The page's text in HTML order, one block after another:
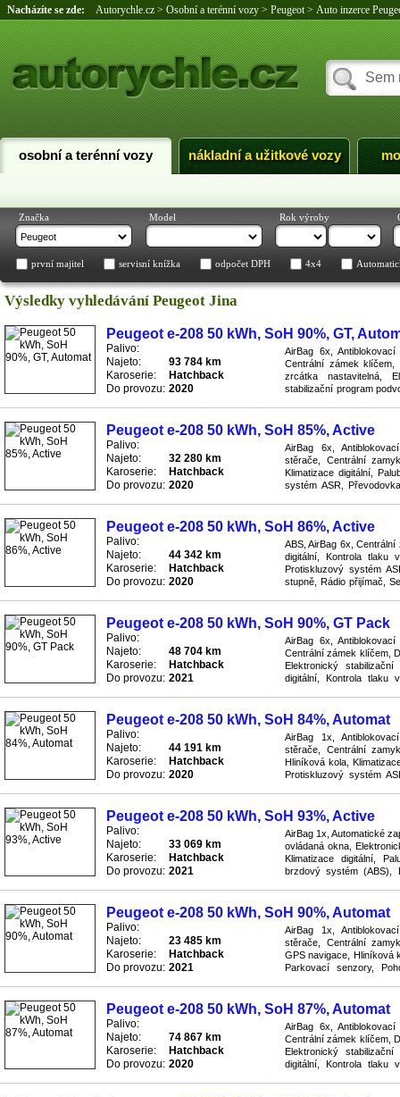
Nacházíte se zde: Autorychle.cz > Osobní a terénní vozy > Peugeot> Auto inzerce
osobní a terénní vozy nákladní a užitkové vozy
Značka Model Rok výroby
první majitel servisní knížka odpočet DPH 4x4
Výsledky vyhledávání Peugeot Jina
Peugeot e-208 50 kWh, SoH 90%, GT,
Palivo:
Najeto:
93 784 km
Karoserie:
Hatchback
Do provozu: 2020
AirBag 6x,
Centrální zámek klíčem,
zrcátka nastavitelná,
stabilizační program
Peugeot e-208 50 kWh, SoH 85%, Active
Palivo:
Najeto:
32 280 km
Karoserie:
Hatchback
Do provozu: 2020
AirBag 6x,
stěrače, Centrální
Klimatizace digitální,
systém ASR,
Peugeot e-208 50 kWh, SoH 86%, Active
Palivo:
Najeto:
44 342 km
Karoserie:
Hatchback
Do provozu: 2020
ABS, AirBag 6x,
digitální, Kontrola tlaku
Protiskluzový systém
stupně, Rádio přijímač,
Peugeot e-208 50 kWh, SoH 90%, GT Pack
Palivo:
Najeto:
48 704 km
Karoserie:
Hatchback
Do provozu: 2021
AirBag 6x,
Centrální zámek klíčem,
Elektronický
digitální, Kontrola tlaku
Peugeot e-208 50 kWh, SoH 84%, Automat
Palivo:
Najeto:
44 191 km
Karoserie:
Hatchback
Do provozu: 2020
AirBag 1x,
stěrače, Centrální
Hliníková kola,
Protiskluzový systém
Peugeot e-208 50 kWh, SoH 93%, Active
Palivo:
Najeto:
33 069 km
Karoserie:
Hatchback
Do provozu: 2021
AirBag 1x, Automatické
ovládaná okna,
Klimatizace digitální,
brzdový systém (ABS),
Peugeot e-208 50 kWh, SoH 90%, Automat
Palivo:
Najeto:
23 485 km
Karoserie:
Hatchback
Do provozu: 2021
AirBag 1x,
stěrače, Centrální
GPS navigace, Hliníková
Parkovací senzory,
Peugeot e-208 50 kWh, SoH 87%, Automat
Palivo:
Najeto:
74 867 km
Karoserie:
Hatchback
Do provozu: 2020
AirBag 6x,
Centrální zámek klíčem,
Elektronický
digitální, Kontrola tlaku